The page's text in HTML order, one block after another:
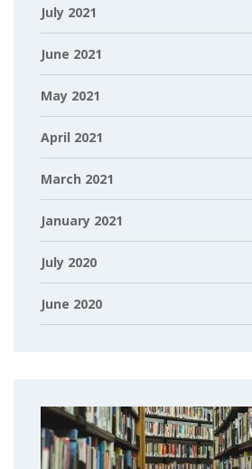
July 2021
June 2021
May 2021
April 2021
March 2021
January 2021
July 2020
June 2020